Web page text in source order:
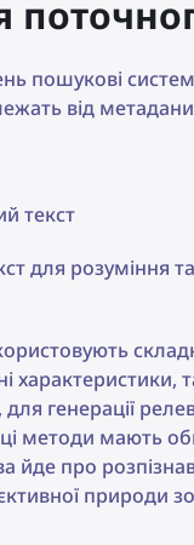
пошукові
від
текст
для розуміння та
характеристики,
генерації
ці методи мають
йде про
природи